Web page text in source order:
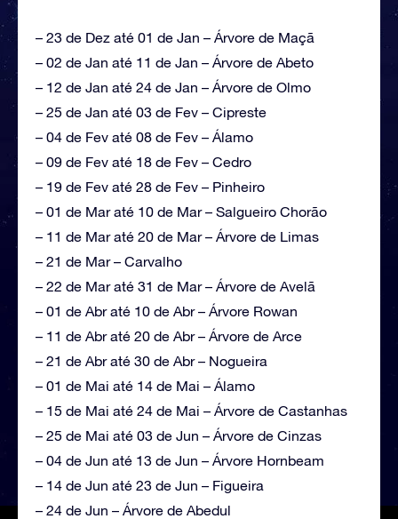
– 23 de Dez até 01 de Jan – Árvore de Maçã
– 02 de Jan até 11 de Jan – Árvore de Abeto
– 12 de Jan até 24 de Jan – Árvore de Olmo
– 25 de Jan até 03 de Fev – Cipreste
– 04 de Fev até 08 de Fev – Álamo
– 09 de Fev até 18 de Fev – Cedro
– 19 de Fev até 28 de Fev – Pinheiro
– 01 de Mar até 10 de Mar – Salgueiro Chorão
– 11 de Mar até 20 de Mar – Árvore de Limas
– 21 de Mar – Carvalho
– 22 de Mar até 31 de Mar – Árvore de Avelã
– 01 de Abr até 10 de Abr – Árvore Rowan
– 11 de Abr até 20 de Abr – Árvore de Arce
– 21 de Abr até 30 de Abr – Nogueira
– 01 de Mai até 14 de Mai – Álamo
– 15 de Mai até 24 de Mai – Árvore de Castanhas
– 25 de Mai até 03 de Jun – Árvore de Cinzas
– 04 de Jun até 13 de Jun – Árvore Hornbeam
– 14 de Jun até 23 de Jun – Figueira
– 24 de Jun – Árvore de Abedul